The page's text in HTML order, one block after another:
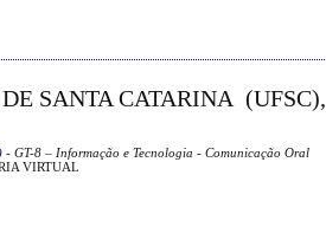
SANTA CATARINA (UFSC),
- GT-8 – Informação e Tecnologia - Comunicação Oral
VIRTUAL